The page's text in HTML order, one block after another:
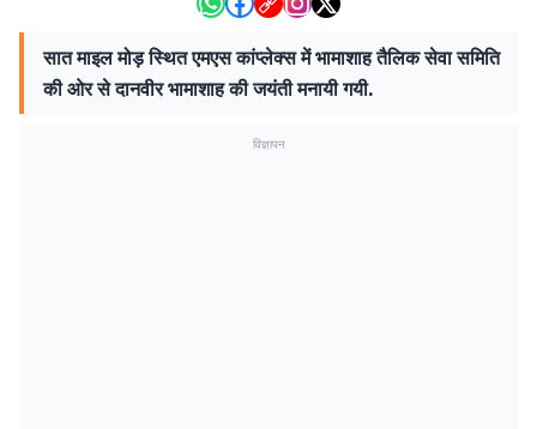
सात माइल मोड़ स्थित एमएस कांप्लेक्स में भामाशाह तैलिक सेवा समिति
की ओर से दानवीर भामाशाह की जयंती मनायी गयी.
विज्ञापन